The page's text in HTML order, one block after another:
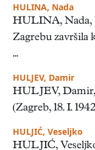
HULINA, Nada
HULINA, Nada,
Zagrebu završila
...
HULJEV, Damir
HULJEV,
(Zagreb, 18. I.
HULJIĆ, Veseljko
HULJIĆ,